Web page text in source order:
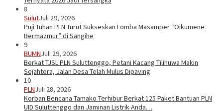
8
SulutJuli 29, 2026
Puji Tuhan PLN Turut Sukseskan Lomba Masamper “Oikumene
Bermazmur” di Sangihe
9
BUMNJuli 29, 2026
Berkat TJSL PLN Suluttenggo, Petani Kacang Tilihuwa Makin
Sejahtera, Jalan Desa Telah Mulus Dipaving
10
PLNJuli 28, 2026
Korban Bencana Tamako Terhibur Berkat 125 Paket Bantuan PLN
UID Suluttenggo dan Jaminan Listrik Anda…